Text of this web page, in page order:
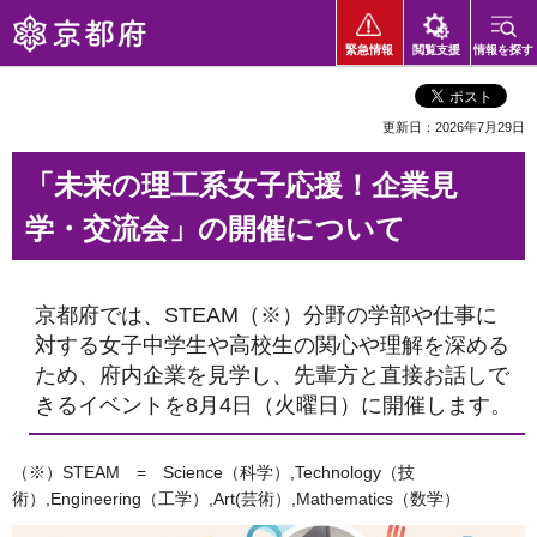
京都府
緊急情報 閲覧支援 情報を探す
更新日：2026年7月29日
「未来の理工系女子応援！企業見
学・交流会」の開催について
京都府では、STEAM（※）分野の学部や仕事に
対する女子中学生や高校生の関心や理解を深める
ため、府内企業を見学し、先輩方と直接お話しで
きるイベントを8月4日（火曜日）に開催します。
（※）STEAM = Science（科学）,Technology（技
術）,Engineering（工学）,Art(芸術）,Mathematics（数学）